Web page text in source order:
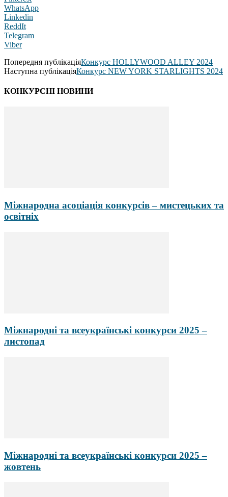
WhatsApp
Linkedin
ReddIt
Telegram
Viber
Попередня публікаціяКонкурс HOLLYWOOD ALLEY 2024
Наступна публікаціяКонкурс NEW YORK STARLIGHTS 2024
КОНКУРСНІ НОВИНИ
Міжнародна асоціація конкурсів – мистецьких та
освітніх
Міжнародні та всеукраїнські конкурси 2025 –
листопад
Міжнародні та всеукраїнські конкурси 2025 –
жовтень